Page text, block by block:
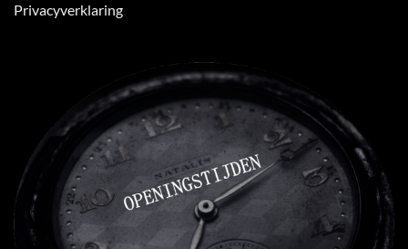
Privacyverklaring